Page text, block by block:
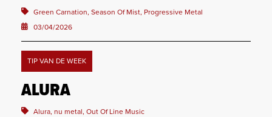
Green Carnation, Season Of Mist, Progressive Metal
03/04/2026
TIP VAN DE WEEK
ALURA
Alura, nu metal, Out Of Line Music